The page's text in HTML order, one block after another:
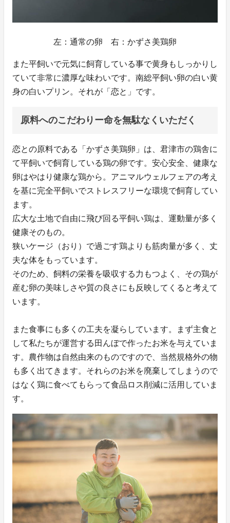
左：通常の卵 右：かずさ美鶏卵
また平飼いで元気に飼育している事で黄身もしっかりし
ていて非常に濃厚な味わいです。南総平飼い卵の白い黄
身の白いプリン。それが「恋と」です。
原料へのこだわりー命を無駄なくいただく
恋との原料である「かずさ美鶏卵」は、君津市の鶏舎に
て平飼いで飼育している鶏の卵です。安心安全、健康な
卵はやはり健康な鶏から。アニマルウェルフェアの考え
を基に完全平飼いでストレスフリーな環境で飼育してい
ます。
広大な土地で自由に飛び回る平飼い鶏は、運動量が多く
健康そのもの。
狭いケージ（おり）で過ごす鶏よりも筋肉量が多く、丈
夫な体をもっています。
そのため、飼料の栄養を吸収する力もつよく、その鶏が
産む卵の美味しさや質の良さにも反映してくると考えて
います。
また食事にも多くの工夫を凝らしています。まず主食と
して私たちが運営する田んぼで作ったお米を与えていま
す。農作物は自然由来のものですので、当然規格外の物
も多く出てきます。それらのお米を廃棄してしまうので
はなく鶏に食べてもらって食品ロス削減に活用していま
す。